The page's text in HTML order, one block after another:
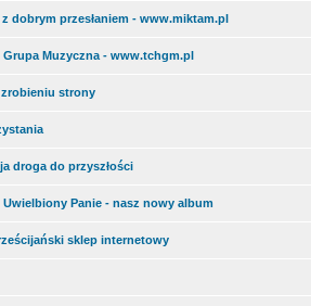
z dobrym przesłaniem - www.miktam.pl
Muzyczna - www.tchgm.pl
strony
droga do przyszłości
Panie - nasz nowy album
sklep internetowy